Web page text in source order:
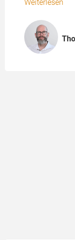
Weiterlesen